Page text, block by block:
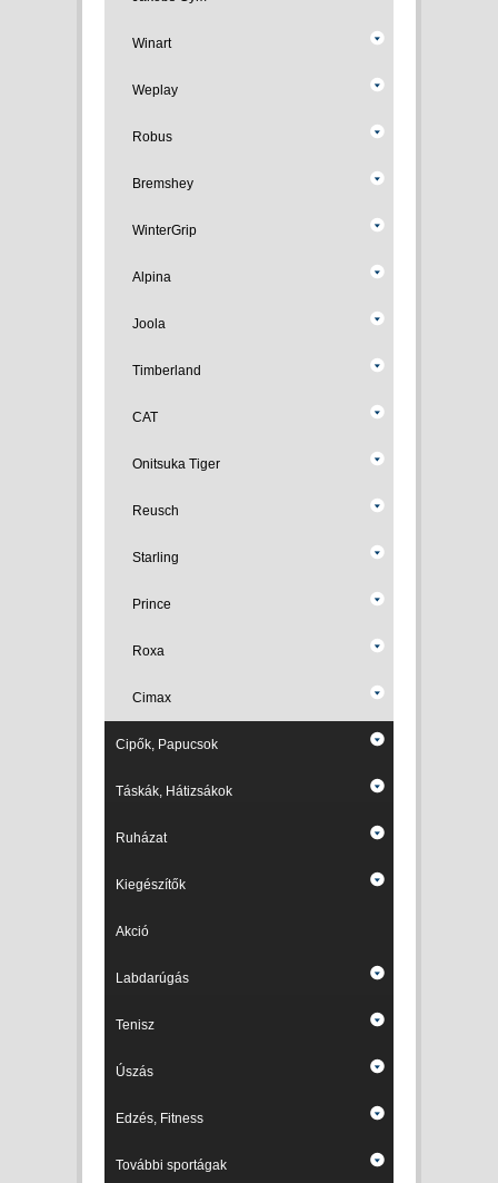
Winart
Weplay
Robus
Bremshey
WinterGrip
Alpina
Joola
Timberland
CAT
Onitsuka Tiger
Reusch
Starling
Prince
Roxa
Cimax
Cipők, Papucsok
Táskák, Hátizsákok
Ruházat
Kiegészítők
Akció
Labdarúgás
Tenisz
Úszás
Edzés, Fitness
További sportágak